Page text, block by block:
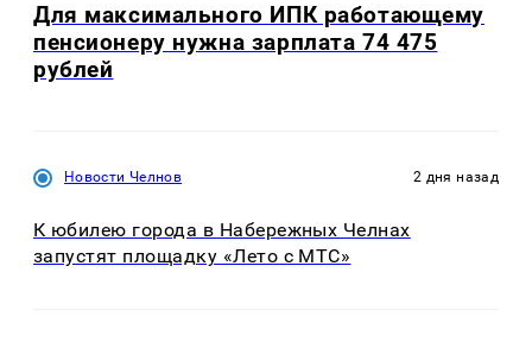
Для максимального ИПК работающему
пенсионеру нужна зарплата 74 475
рублей
Новости Челнов 2 дня назад
К юбилею города в Набережных Челнах
запустят площадку «Лето с МТС»